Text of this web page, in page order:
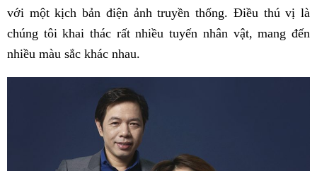
với một kịch bản điện ảnh truyền thống. Điều thú vị là
chúng tôi khai thác rất nhiều tuyến nhân vật, mang đến
nhiều màu sắc khác nhau.